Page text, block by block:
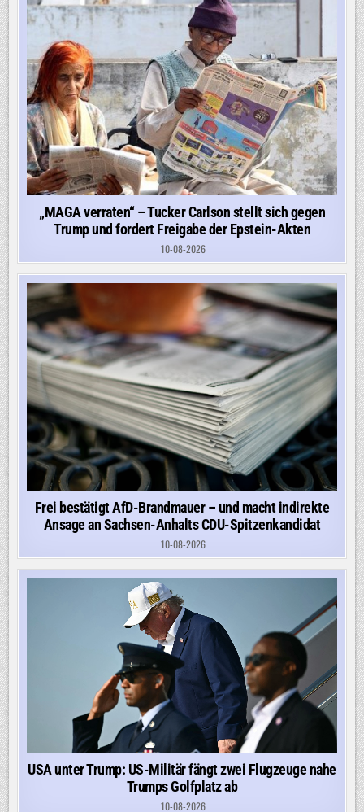
„MAGA verraten“ – Tucker Carlson stellt sich gegen
Trump und fordert Freigabe der Epstein-Akten
10-08-2026
Frei bestätigt AfD-Brandmauer – und macht indirekte
Ansage an Sachsen-Anhalts CDU-Spitzenkandidat
10-08-2026
USA unter Trump: US-Militär fängt zwei Flugzeuge nahe
Trumps Golfplatz ab
10-08-2026